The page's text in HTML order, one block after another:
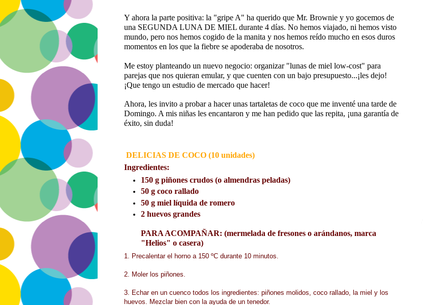
Y ahora la parte positiva: la "gripe A" ha querido que Mr. Brownie y yo gocemos de
una SEGUNDA LUNA DE MIEL durante 4 días. No hemos viajado, ni hemos visto
mundo, pero nos hemos cogido de la manita y nos hemos reído mucho en esos duros
momentos en los que la fiebre se apoderaba de nosotros.
Me estoy planteando un nuevo negocio: organizar "lunas de miel low-cost" para
parejas que nos quieran emular, y que cuenten con un bajo presupuesto...¡les dejo!
¡Que tengo un estudio de mercado que hacer!
Ahora, les invito a probar a hacer unas tartaletas de coco que me inventé una tarde de
Domingo. A mis niñas les encantaron y me han pedido que las repita, ¡una garantía de
éxito, sin duda!
DELICIAS DE COCO (10 unidades)
Ingredientes:
150 g piñones crudos (o almendras peladas)
50 g coco rallado
50 g miel líquida de romero
2 huevos grandes
PARA ACOMPAÑAR: (mermelada de fresones o arándanos, marca
"Helios" o casera)
1. Precalentar el horno a 150 ºC durante 10 minutos.
2. Moler los piñones.
3. Echar en un cuenco todos los ingredientes: piñones molidos, coco rallado, la miel y los
huevos. Mezclar bien con la ayuda de un tenedor.